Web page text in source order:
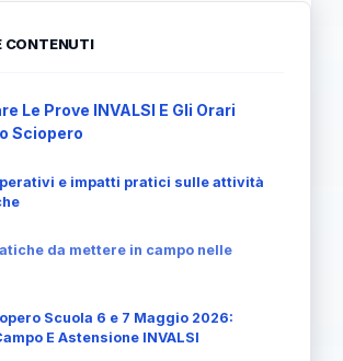
CONTENUTI
Le Prove INVALSI E Gli Orari
Sciopero
e impatti pratici sulle attività
da mettere in campo nelle
Scuola 6 e 7 Maggio 2026:
E Astensione INVALSI